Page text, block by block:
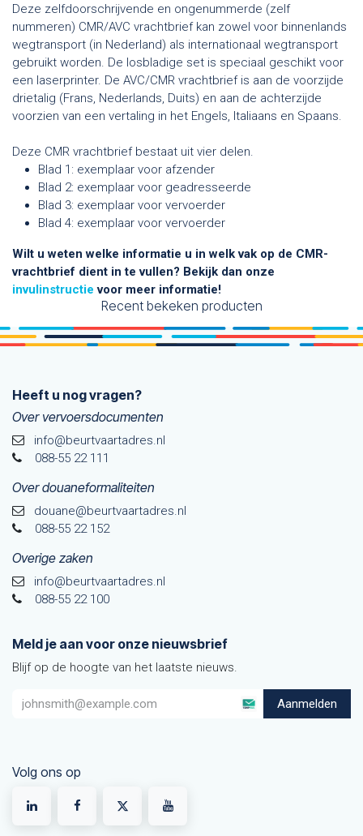
Deze zelfdoorschrijvende en ongenummerde (zelf
nummeren) CMR/AVC vrachtbrief kan zowel voor binnenlands
wegtransport (in Nederland) als internationaal wegtransport
gebruikt worden. De losbladige set is speciaal geschikt voor
een laserprinter. De AVC/CMR vrachtbrief is aan de voorzijde
drietalig (Frans, Nederlands, Duits) en aan de achterzijde
voorzien van een vertaling in het Engels, Italiaans en Spaans.
Deze CMR vrachtbrief bestaat uit vier delen.
Blad 1: exemplaar voor afzender
Blad 2: exemplaar voor geadresseerde
Blad 3: exemplaar voor vervoerder
Blad 4: exemplaar voor vervoerder
Wilt u weten welke informatie u in welk vak op de CMR-
vrachtbrief dient in te vullen? Bekijk dan onze
invulinstructievoor meer informatie!
Recent bekeken producten
Heeft u nog vragen?
Over vervoersdocumenten
info@beurtvaartadres.nl
088-55 22 111
Over douaneformaliteiten
douane@beurtvaarta​dres.nl
088-55 22 152
Overige zaken
info@beurtvaartadres.nl
088-55 22 100
Meld je aan voor onze nieuwsbrief
Blijf op de hoogte van het laatste nieuws.
Aanmelden
Volg ons op